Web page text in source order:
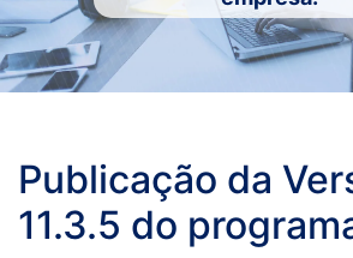
Publicação da
11.3.5 do